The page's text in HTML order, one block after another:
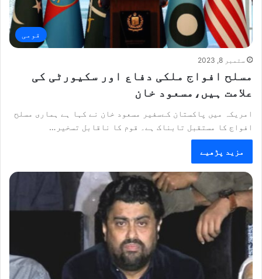
قومی
ستمبر 8, 2023
مسلح افواج ملکی دفاع اور سکیورٹی کی
علامت ہیں،مسعود خان
امریکہ میں پاکستان کےسفیر مسعود خان نے کہا ہے ہماری مسلح
افواج کا مستقبل تابناک ہے۔ قوم کا ناقابل تسخیر…
مزید پڑھیے